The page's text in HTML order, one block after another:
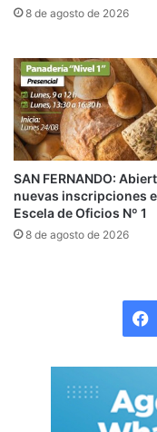
En la reunión, las
presentaron las
herramientas
territorio.
visitaron
Respecto al
la República
compartir
momento de
ventas en
fortalecimiento
8 de agosto de 2026
SAN FERNANDO:
nuevas inscripciones
Escela de Oficios Nº 1
8 de agosto de 2026